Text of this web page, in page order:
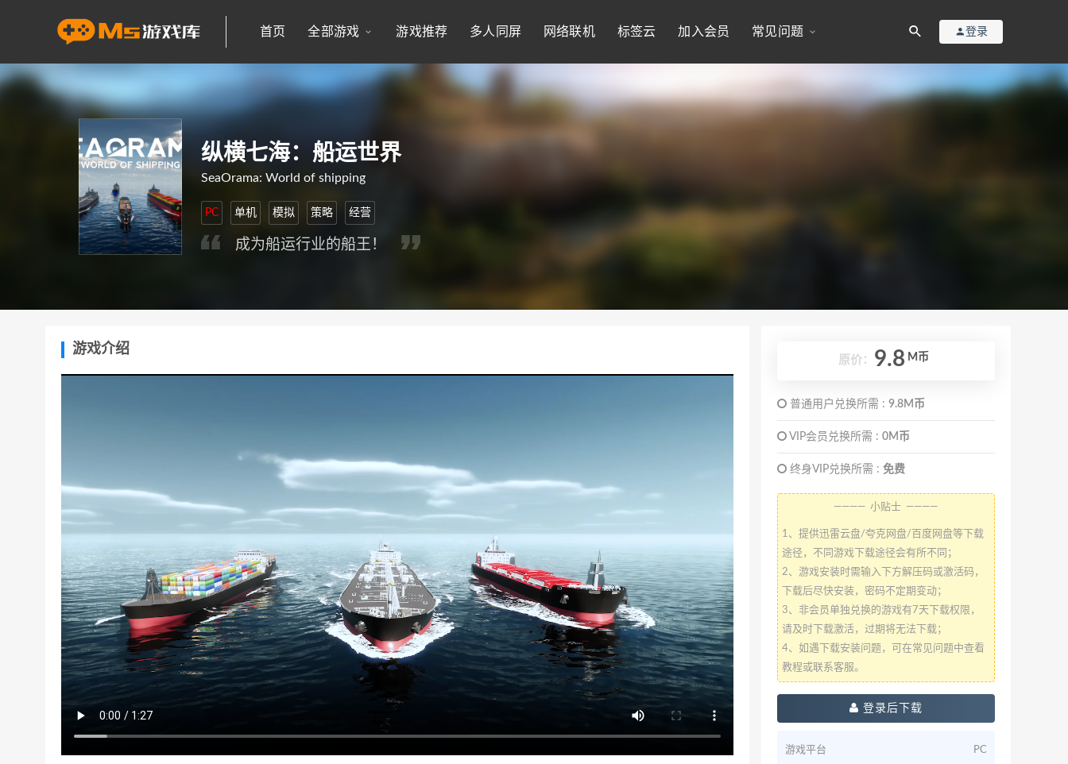
首页 全部游戏 游戏推荐 多人同屏 网络联机 标签云 加入会员 常见问题 登录
纵横七海：船运世界
SeaOrama: World of shipping
PC 单机 模拟 策略 经营
成为船运行业的船王！
游戏介绍
原价： 9.8 M币
普通用户兑换所需 : 9.8M币
VIP会员兑换所需 : 0M币
终身VIP兑换所需 : 免费
———— 小贴士 ————
1、提供迅雷云盘/夸克网盘/百度网盘等下载
途径，不同游戏下载途径会有所不同；
2、游戏安装时需输入下方解压码或激活码，
下载后尽快安装，密码不定期变动；
3、非会员单独兑换的游戏有7天下载权限，
请及时下载激活，过期将无法下载；
4、如遇下载安装问题，可在常见问题中查看
教程或联系客服。
登录后下载
游戏平台 PC